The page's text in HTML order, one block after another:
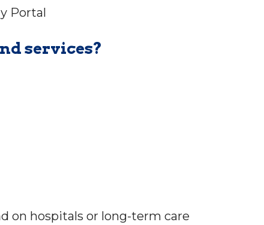
Portal
services?
on hospitals or long-term care